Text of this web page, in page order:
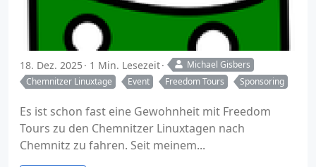
18. Dez. 2025 1 Min. Lesezeit
Michael Gisbers
Chemnitzer Linuxtage
Event Freedom Tours Sponsoring
Es ist schon fast eine Gewohnheit mit Freedom
Tours zu den Chemnitzer Linuxtagen nach
Chemnitz zu fahren. Seit meinem...